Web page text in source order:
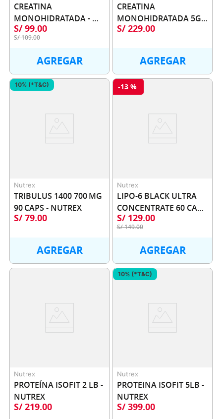
CREATINA
MONOHIDRATADA -
300G NUTREX
S/ 99.00
S/109.00
AGREGAR
CREATINA
MONOHIDRATADA 5G -
1000G NUTREX
S/ 229.00
AGREGAR
10% (*T&C)
Nutrex
TRIBULUS 1400 700 MG
90 CAPS - NUTREX
S/ 79.00
AGREGAR
-13 %
Nutrex
LIPO-6 BLACK ULTRA
CONCENTRATE 60 CAPS
- NUTREX
S/ 129.00
S/149.00
AGREGAR
Nutrex
PROTEÍNA ISOFIT 2 LB -
NUTREX
S/ 219.00
10% (*T&C)
Nutrex
PROTEINA ISOFIT 5LB -
NUTREX
S/ 399.00